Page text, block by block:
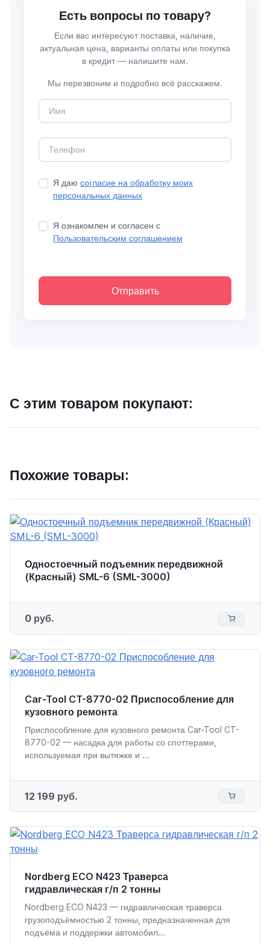
Есть вопросы по товару?
Если вас интересуют поставка, наличие,
актуальная цена, варианты оплаты или покупка
в кредит — напишите нам.
Мы перезвоним и подробно всё расскажем.
Я даю согласие на обработку моих
персональных данных
Я ознакомлен и согласен с
Пользовательским соглашением
Отправить
С этим товаром покупают:
Похожие товары:
Одностоечный подъемник передвижной
(Красный) SML-6 (SML-3000)
0 руб.
Car-Tool CT-8770-02 Приспособление для
кузовного ремонта
Приспособление для кузовного ремонта Car-Tool CT-
8770-02 — насадка для работы со споттерами,
используемая при вытяжке и ...
12 199 руб.
Nordberg ECO N423 Траверса
гидравлическая г/п 2 тонны
Nordberg ECO N423 — гидравлическая траверса
грузоподъёмностью 2 тонны, предназначенная для
подъёма и поддержки автомобил...